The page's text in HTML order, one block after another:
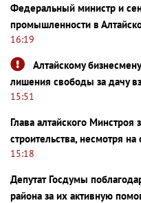
Федеральный министр и
промышленности в
16:19
Алтайскому
лишения свободы за дачу
15:51
Глава алтайского Минстроя
строительства, несмотря
15:18
Депутат Госдумы
района за их активную